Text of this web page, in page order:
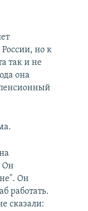
но к
так и не
она
Он
Он
работать.
сказали: